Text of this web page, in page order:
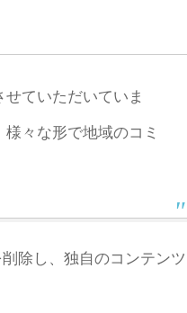
ていただいていま
々な形で地域のコミ
除し、独自のコンテンツ